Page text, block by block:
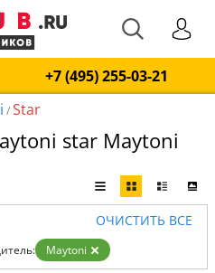
+7 (495) 255-03-21
/Star
star Maytoni
ОЧИСТИТЬ ВСЕ
Maytoni